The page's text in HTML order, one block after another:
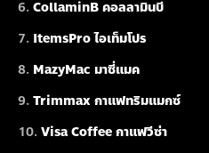
CollaminB คอลลามินบี
ItemsPro ไอเท็มโปร
MazyMac มาซี่แมค
Trimmax กาแฟทริมแมกซ์
Visa Coffee กาแฟวีซ่า